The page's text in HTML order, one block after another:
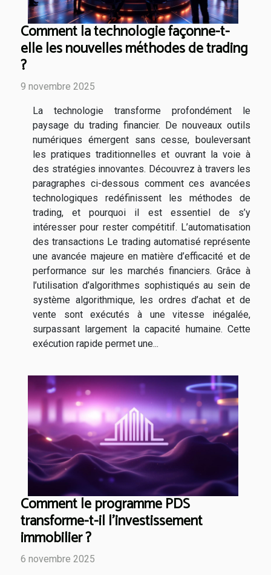
Comment la technologie façonne-t-
elle les nouvelles méthodes de trading
?
9 novembre 2025
La technologie transforme profondément le
paysage du trading financier. De nouveaux outils
numériques émergent sans cesse, bouleversant
les pratiques traditionnelles et ouvrant la voie à
des stratégies innovantes. Découvrez à travers les
paragraphes ci-dessous comment ces avancées
technologiques redéfinissent les méthodes de
trading, et pourquoi il est essentiel de s’y
intéresser pour rester compétitif. L’automatisation
des transactions Le trading automatisé représente
une avancée majeure en matière d’efficacité et de
performance sur les marchés financiers. Grâce à
l’utilisation d’algorithmes sophistiqués au sein de
système algorithmique, les ordres d’achat et de
vente sont exécutés à une vitesse inégalée,
surpassant largement la capacité humaine. Cette
exécution rapide permet une...
Comment le programme PDS
transforme-t-il l'investissement
immobilier ?
6 novembre 2025